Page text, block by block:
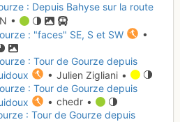
: Depuis Bahyse sur la route
•
: "faces" SE, S et SW
•
: Tour de Gourze depuis
• Julien Zigliani •
: Tour de Gourze depuis
• chedr •
: Tour de Gourze depuis